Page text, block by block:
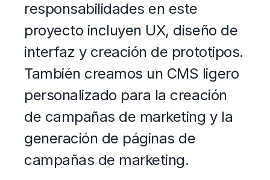
responsabilidades en este
proyecto incluyen UX, diseño de
interfaz y creación de prototipos.
También creamos un CMS ligero
personalizado para la creación
de campañas de marketing y la
generación de páginas de
campañas de marketing.